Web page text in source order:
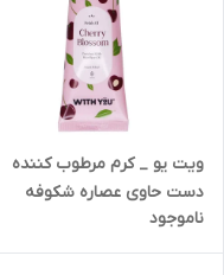
ویت یو _ کرم مرطوب کننده
دست حاوی عصاره شکوفه
گیلاس
ناموجود